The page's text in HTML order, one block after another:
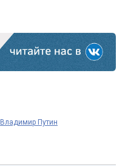
Владимир Путин